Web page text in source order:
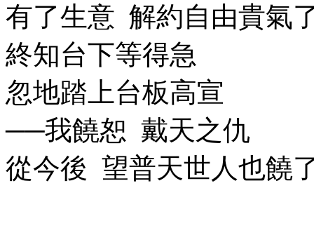
有了生意 解約自由貴氣
終知台下等得急
忽地踏上台板高宣
──我饒恕 戴天之仇
從今後 望普天世人也饒